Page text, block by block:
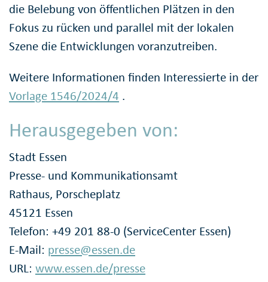
die Belebung von öffentlichen Plätzen in den
Fokus zu rücken und parallel mit der lokalen
Szene die Entwicklungen voranzutreiben.
Weitere Informationen finden Interessierte in der
Vorlage 1546/2024/4 .
Herausgegeben von:
Stadt Essen
Presse- und Kommunikationsamt
Rathaus, Porscheplatz
45121 Essen
Telefon: +49 201 88-0 (ServiceCenter Essen)
E-Mail: presse@essen.de
URL: www.essen.de/presse